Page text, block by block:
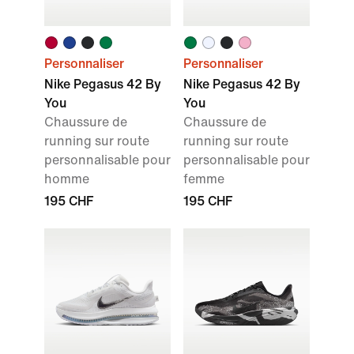
Personnaliser
Nike Pegasus 42 By
You
Chaussure de
running sur route
personnalisable pour
homme
195 CHF
Personnaliser
Nike Pegasus 42 By
You
Chaussure de
running sur route
personnalisable pour
femme
195 CHF